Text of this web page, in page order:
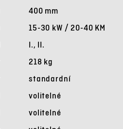
400 mm
15-30 kW / 20-40 KM
I., II.
218 kg
standardní
volitelné
volitelné